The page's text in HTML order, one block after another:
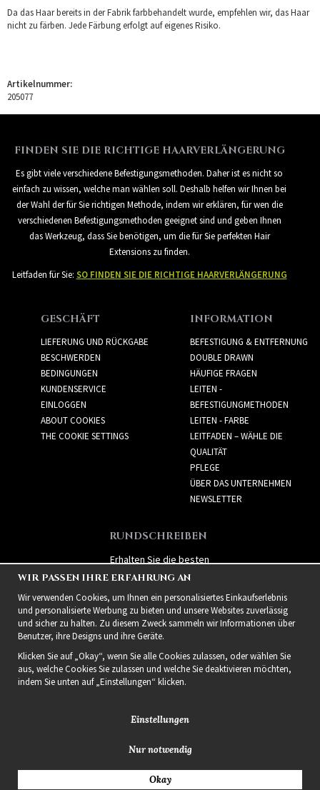
Da das Haar bereits in der Fabrik farbbehandelt wurde, empfehlen wir, das Haar
nicht zu färben. Jede Färbung erfolgt auf eigenes Risiko.
Artikelnummer:
205077
FINDEN SIE DIE RICHTIGE HAARVERLÄNGERUNG
Es gibt viele verschiedene Befestigungsmethoden. Daher ist es nicht so
einfach zu wissen, welche man wählen soll. Deshalb helfen wir Ihnen bei
der Wahl der für Sie richtigen Methode, indem wir erklären, für wen die
verschiedenen Befestigungsmethoden geeignet sind und geben Ihnen
das Werkzeug, dass Sie benötigen, um die für Sie perfekten Hair
Extensions zu finden.
Leitfaden für Sie: SO FINDEN SIE DIE RICHTIGE HAARVERLÄNGERUNG
GESCHÄFT
LIEFERUNG UND RÜCKGABE
BESCHWERDEN
BEDINGUNGEN
KUNDENSERVICE
EINLOGGEN
ABOUT COOKIES
THE COOKIE SETTINGS
INFORMATION
BEFESTIGUNG & ENTFERNUNG
DOUBLE DRAWN
HÄUFIGE FRAGEN
LEITEN -
BEFESTIGUNGMETHODEN
LEITEN - FARBE
LEITFADEN – WÄHLE DIE
QUALITÄT
PFLEGE
ÜBER DAS UNTERNEHMEN
NEWSLETTER
RUNDSCHREIBEN
Erhalten Sie die besten
Angebote und spannende
neue Produkte!
2021 Delightful Hair
WIR PASSEN IHRE ERFAHRUNG AN
Wir verwenden Cookies, um Ihnen ein personalisiertes Einkaufserlebnis
und personalisierte Werbung zu bieten und unsere Websites zuverlässig
und sicher zu halten. Zu diesem Zweck sammeln wir Informationen über
Benutzer, ihre Designs und ihre Geräte.
Klicken Sie auf „Okay“, wenn Sie alle Cookies zulassen, oder wählen Sie
aus, welche Cookies Sie zulassen und welche Sie deaktivieren möchten,
indem Sie unten auf „Einstellungen“ klicken.
Einstellungen
Nur notwendig
Okay